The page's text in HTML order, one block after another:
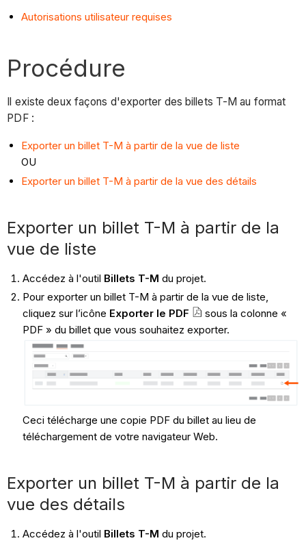
Autorisations utilisateur requises
Procédure
Il existe deux façons d'exporter des billets T-M au format
PDF :
Exporter un billet T-M à partir de la vue de liste
OU
Exporter un billet T-M à partir de la vue des détails
Exporter un billet T-M à partir de la
vue de liste
Accédez à l'outil Billets T-M du projet.
Pour exporter un billet T-M à partir de la vue de liste,
cliquez sur l’icône Exporter le PDF
sous la colonne «
PDF » du billet que vous souhaitez exporter.
Ceci télécharge une copie PDF du billet au lieu de
téléchargement de votre navigateur Web.
Exporter un billet T-M à partir de la
vue des détails
Accédez à l'outil Billets T-M du projet.